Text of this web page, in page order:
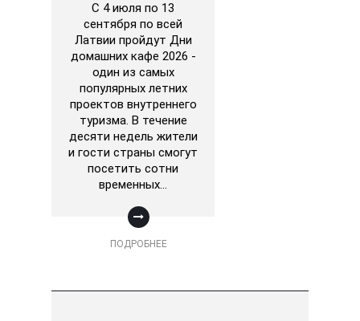
С 4 июля по 13
сентября по всей
Латвии пройдут Дни
домашних кафе 2026 -
один из самых
популярных летних
проектов внутреннего
туризма. В течение
десяти недель жители
и гости страны смогут
посетить сотни
временных…
ПОДРОБНЕЕ